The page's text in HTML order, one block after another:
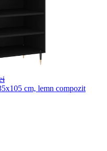
cm, lemn compozit